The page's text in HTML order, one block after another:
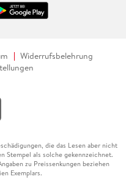
Widerrufsbelehrung
die das Lesen aber nicht
Stempel als solche gekennzeichnet.
zu Preissenkungen beziehen
Exemplars.